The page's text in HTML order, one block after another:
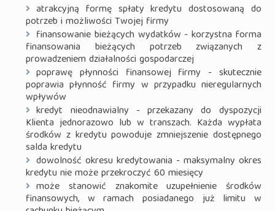
atrakcyjną formę spłaty kredytu dostosowaną do
potrzeb i możliwości Twojej firmy
finansowanie bieżących wydatków - korzystna forma
finansowania bieżących potrzeb związanych z
prowadzeniem działalności gospodarczej
poprawę płynności finansowej firmy - skutecznie
poprawia płynność firmy w przypadku nieregularnych
wpływów
kredyt nieodnawialny - przekazany do dyspozycji
Klienta jednorazowo lub w transzach. Każda wypłata
środków z kredytu powoduje zmniejszenie dostępnego
salda kredytu
dowolność okresu kredytowania - maksymalny okres
kredytu nie może przekroczyć 60 miesięcy
może stanowić znakomite uzupełnienie środków
finansowych, w ramach posiadanego już limitu w